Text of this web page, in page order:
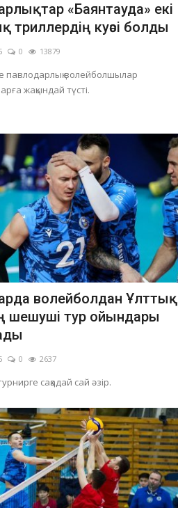
«Баянтауда» екі
триллердің куәсі болды
0 13879
павлодарлық волейболшылар
жақындай түсті.
волейболдан Ұлттық
шешуші тур ойындары
0 2637
сақадай сай әзір.
құқықтық тәртіпті
қоғамдық
2026 0 236